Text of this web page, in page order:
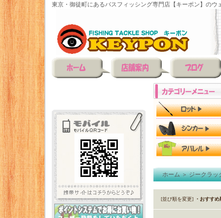
東京・御徒町にあるバスフィッシング専門店【キーポン】のウ
ホーム＞ジークラッ
[並び順を変更] ・おすすめ